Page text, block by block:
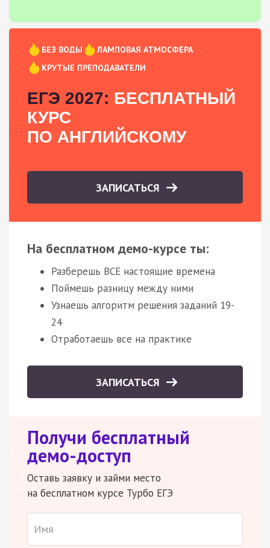
БЕЗ ВОДЫ
ЛАМПОВАЯ АТМОСФЕРА
КРУТЫЕ ПРЕПОДАВАТЕЛИ
ЕГЭ 2027: БЕСПЛАТНЫЙ
КУРС
ПО АНГЛИЙСКОМУ
ЗАПИСАТЬСЯ
На бесплатном демо-курсе ты:
Разберешь ВСЕ настоящие времена
Поймешь разницу между ними
Узнаешь алгоритм решения заданий 19-
24
Отработаешь все на практике
ЗАПИСАТЬСЯ
Получи бесплатный
демо-доступ
Оставь заявку и займи место
на бесплатном курсе Турбо ЕГЭ